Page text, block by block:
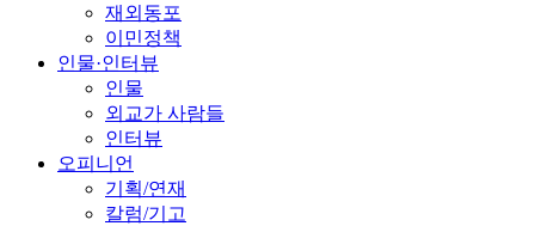
재외동포
이민정책
인물·인터뷰
인물
외교가 사람들
인터뷰
오피니언
기획/연재
칼럼/기고